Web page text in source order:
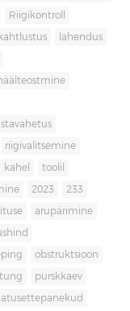
Riigikontroll
kahtlustus lahendus
riigivalitsemine
kahel toolil
2023 233
arupärimine
obstruktsioon
purskkaev